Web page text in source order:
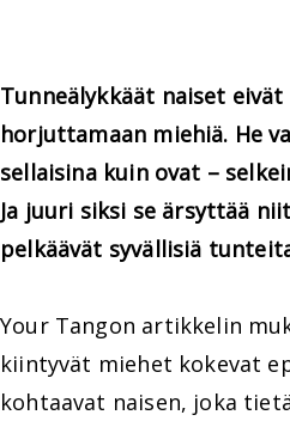
Tunneälykkäät naiset
horjuttamaan miehiä. He
sellaisina kuin ovat –
Ja juuri siksi se ärsyttää
pelkäävät syvällisiä
Your Tangon artikkelin
kiintyvät miehet kokevat
kohtaavat naisen, joka